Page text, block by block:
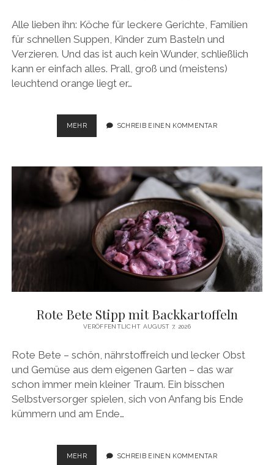
Alle lieben ihn: Köche für leckere Gerichte, Familien
für schnellen Suppen, Kinder zum Basteln und
Verzieren. Und das ist auch kein Wunder, schließlich
kann er einfach alles. Prall, groß und (meistens)
leuchtend orange liegt er…
MEHRGROSSE L
IEBE F
ROSSEN „K
ERL“ –
GANE RE
ZEPTE MI
T KÜ
RBIS
SCHREIB EINEN KOMMENTAR
Rote Bete Stipp mit Backkartoffeln
VERÖFFENTLICHT AUGUST 7, 2026
Rote Bete – schön, nährstoffreich und lecker Obst
und Gemüse aus dem eigenen Garten – das war
schon immer mein kleiner Traum. Ein bisschen
Selbstversorger spielen, sich von Anfang bis Ende
kümmern und am Ende…
MEHRROTE
SCHREIB EINEN KOMMENTAR